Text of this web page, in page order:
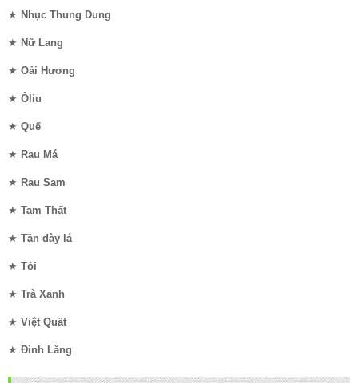
★ Nhục Thung Dung
★ Nữ Lang
★ Oải Hương
★ Ôliu
★ Quế
★ Rau Má
★ Rau Sam
★ Tam Thất
★ Tần dày lá
★ Tỏi
★ Trà Xanh
★ Việt Quất
★ Đinh Lăng